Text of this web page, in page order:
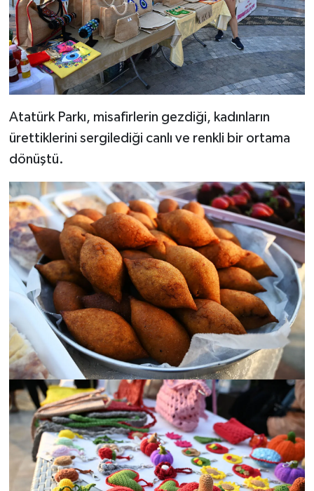
Atatürk Parkı, misafirlerin gezdiği, kadınların
ürettiklerini sergilediği canlı ve renkli bir ortama
dönüştü.